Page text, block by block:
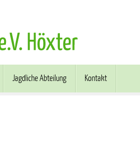
Jagdliche Abteilung Kontakt